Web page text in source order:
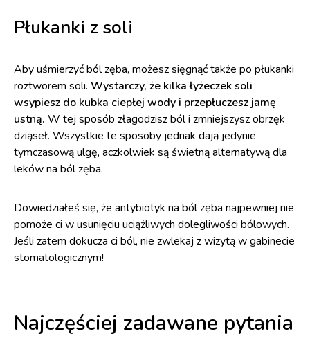
Płukanki z soli
Aby uśmierzyć ból zęba, możesz sięgnąć także po płukanki
roztworem soli. Wystarczy, że kilka łyżeczek soli
wsypiesz do kubka ciepłej wody i przepłuczesz jamę
ustną. W tej sposób złagodzisz ból i zmniejszysz obrzęk
dziąseł. Wszystkie te sposoby jednak dają jedynie
tymczasową ulgę, aczkolwiek są świetną alternatywą dla
leków na ból zęba.
Dowiedziałeś się, że antybiotyk na ból zęba najpewniej nie
pomoże ci w usunięciu uciążliwych dolegliwości bólowych.
Jeśli zatem dokucza ci ból, nie zwlekaj z wizytą w gabinecie
stomatologicznym!
Najczęściej zadawane pytania